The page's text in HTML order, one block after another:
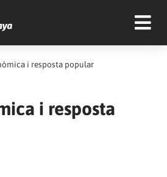
i resposta popular
i resposta